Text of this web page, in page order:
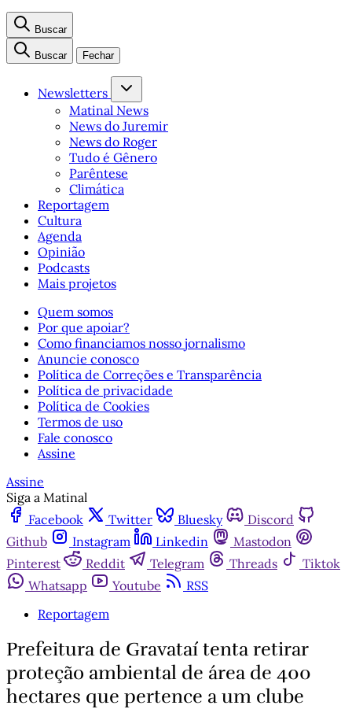
Buscar
Buscar Fechar
Newsletters
Matinal News
News do Juremir
News do Roger
Tudo é Gênero
Parêntese
Climática
Reportagem
Cultura
Agenda
Opinião
Podcasts
Mais projetos
Quem somos
Por que apoiar?
Como financiamos nosso jornalismo
Anuncie conosco
Política de Correções e Transparência
Política de privacidade
Política de Cookies
Termos de uso
Fale conosco
Assine
Assine
Siga a Matinal
Facebook
Twitter Bluesky
Discord
Github
Instagram Linkedin
Mastodon
Pinterest
Reddit Telegram Threads
Tiktok
Whatsapp
Youtube
RSS
Reportagem
Prefeitura de Gravataí tenta retirar
proteção ambiental de área de 400
hectares que pertence a um clube